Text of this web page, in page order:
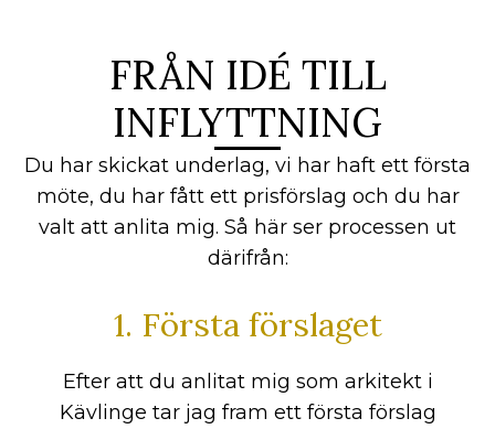
FRÅN IDÉ TILL
INFLYTTNING
Du har skickat underlag, vi har haft ett första
möte, du har fått ett prisförslag och du har
valt att anlita mig. Så här ser processen ut
därifrån:
1. Första förslaget
Efter att du anlitat mig som arkitekt i
Kävlinge tar jag fram ett första förslag